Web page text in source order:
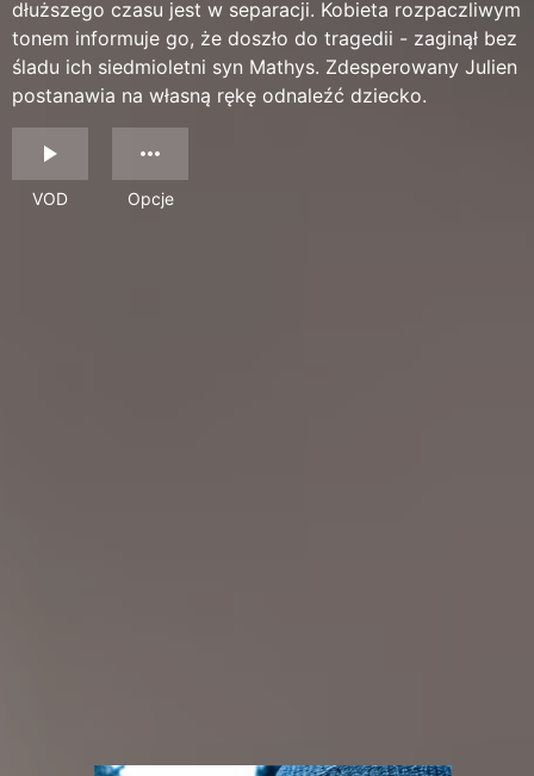
dłuższego czasu jest w separacji. Kobieta rozpaczliwym
tonem informuje go, że doszło do tragedii - zaginął bez
śladu ich siedmioletni syn Mathys. Zdesperowany Julien
postanawia na własną rękę odnaleźć dziecko.
VOD Opcje